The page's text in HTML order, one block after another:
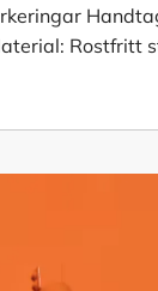
Rostfritt